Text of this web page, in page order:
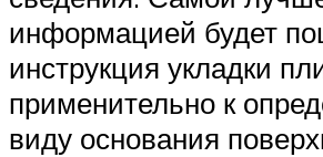
информацией будет
инструкция укладки
применительно к
виду основания